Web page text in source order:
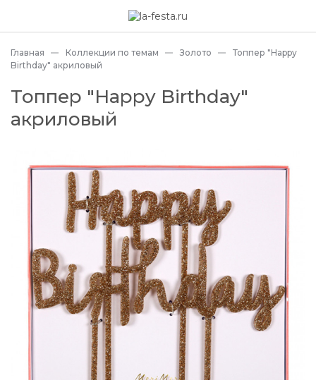
Главная Коллекции по темам Золото
Топпер "Happy
Birthday" акриловый
Топпер "Happy Birthday"
акриловый